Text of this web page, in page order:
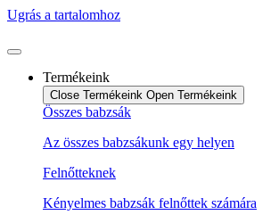
Ugrás a tartalomhoz
Termékeink
Close Termékeink Open Termékeink
Összes babzsák
Az összes babzsákunk egy helyen
Felnőtteknek
Kényelmes babzsák felnőttek számára